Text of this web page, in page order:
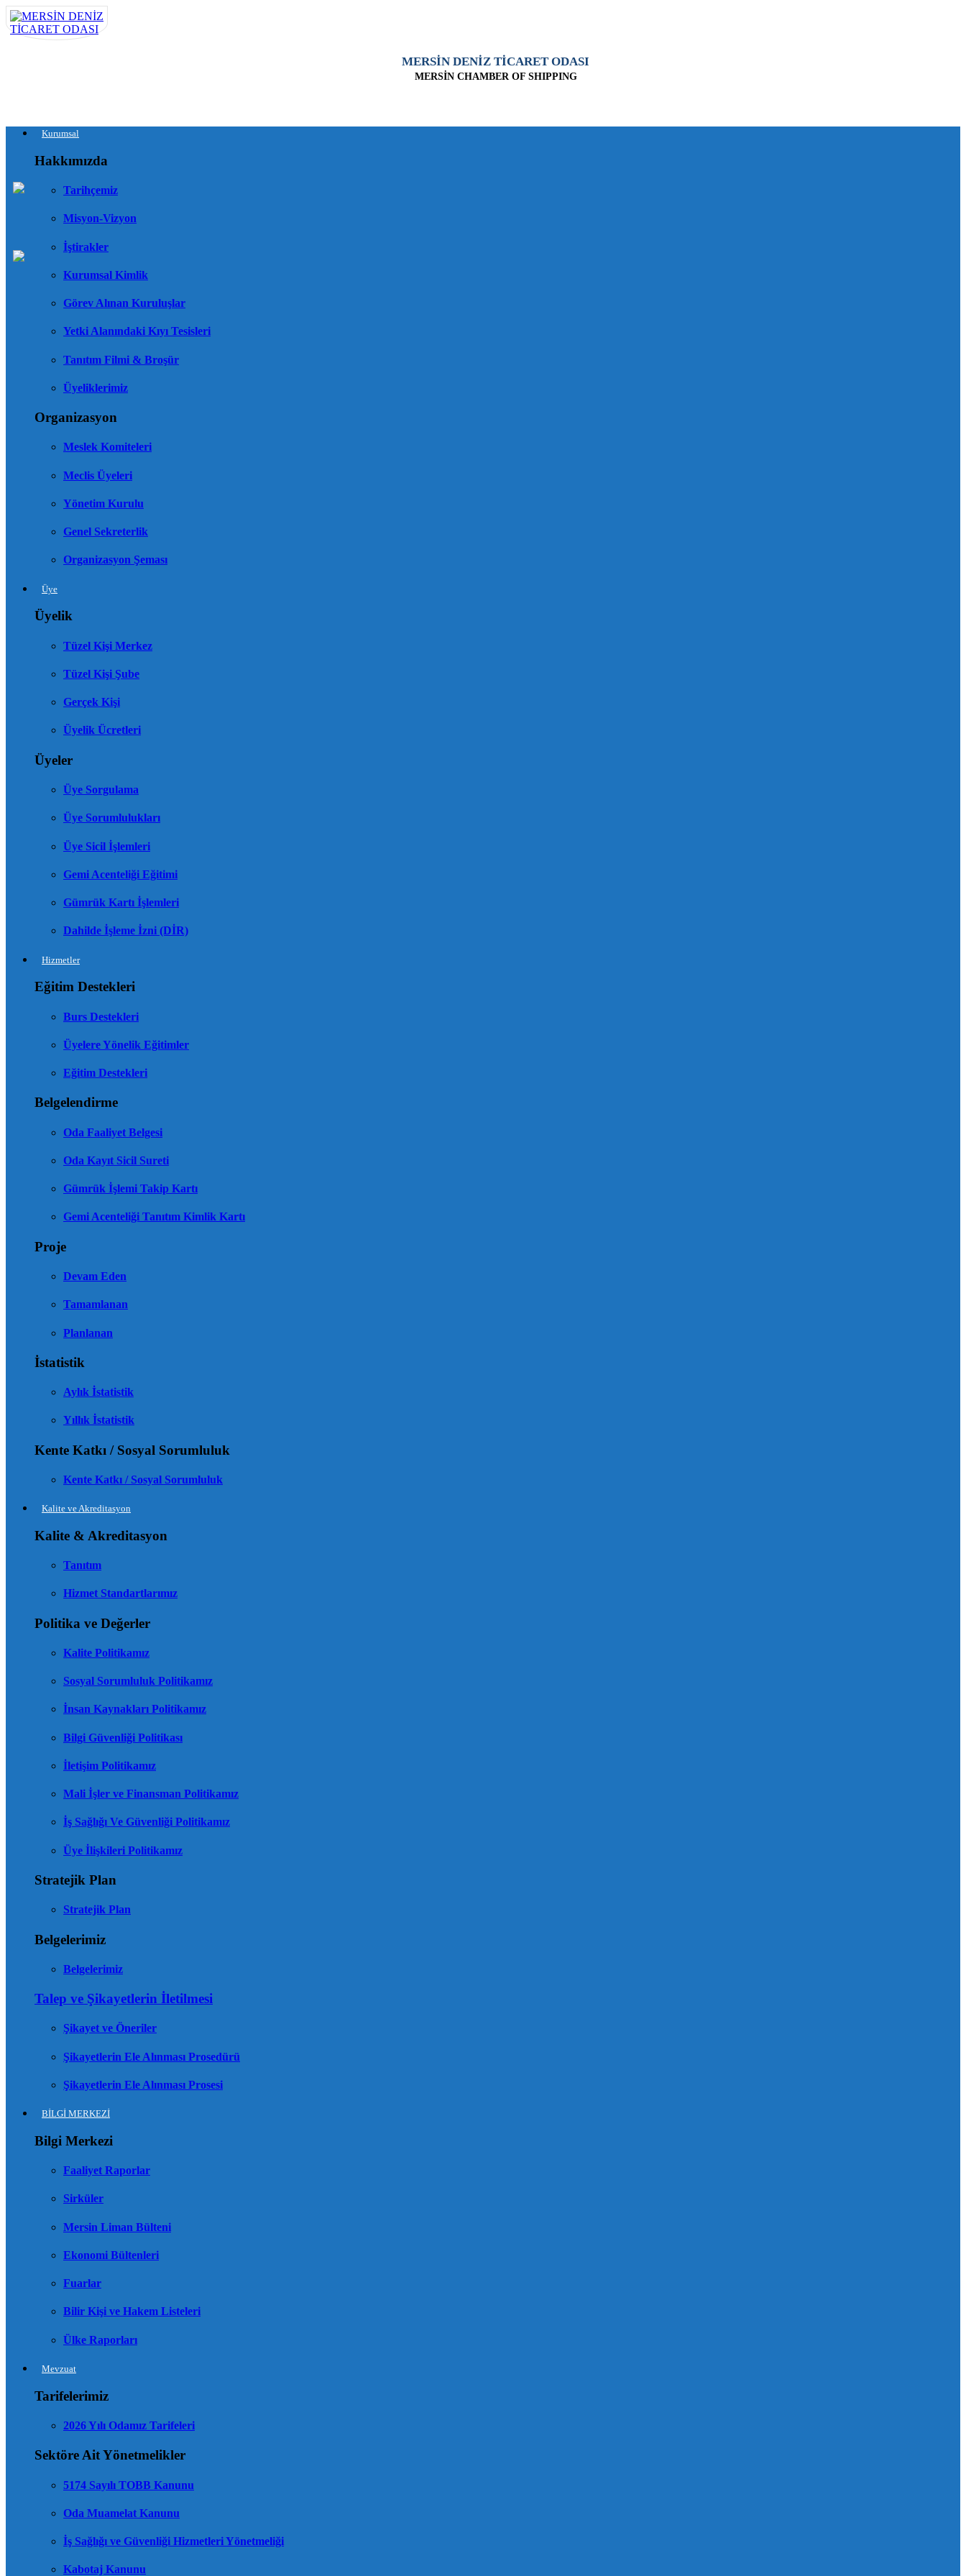
MERSİN DENİZ TİCARET ODASI
MERSİN CHAMBER OF SHIPPING
Kurumsal
Hakkımızda
Tarihçemiz
Misyon-Vizyon
İştirakler
Kurumsal Kimlik
Görev Alınan Kuruluşlar
Yetki Alanındaki Kıyı Tesisleri
Tanıtım Filmi & Broşür
Üyeliklerimiz
Organizasyon
Meslek Komiteleri
Meclis Üyeleri
Yönetim Kurulu
Genel Sekreterlik
Organizasyon Şeması
Üye
Üyelik
Tüzel Kişi Merkez
Tüzel Kişi Şube
Gerçek Kişi
Üyelik Ücretleri
Üyeler
Üye Sorgulama
Üye Sorumlulukları
Üye Sicil İşlemleri
Gemi Acenteliği Eğitimi
Gümrük Kartı İşlemleri
Dahilde İşleme İzni (DİR)
Hizmetler
Eğitim Destekleri
Burs Destekleri
Üyelere Yönelik Eğitimler
Eğitim Destekleri
Belgelendirme
Oda Faaliyet Belgesi
Oda Kayıt Sicil Sureti
Gümrük İşlemi Takip Kartı
Gemi Acenteliği Tanıtım Kimlik Kartı
Proje
Devam Eden
Tamamlanan
Planlanan
İstatistik
Aylık İstatistik
Yıllık İstatistik
Kente Katkı / Sosyal Sorumluluk
Kente Katkı / Sosyal Sorumluluk
Kalite ve Akreditasyon
Kalite & Akreditasyon
Tanıtım
Hizmet Standartlarımız
Politika ve Değerler
Kalite Politikamız
Sosyal Sorumluluk Politikamız
İnsan Kaynakları Politikamız
Bilgi Güvenliği Politikası
İletişim Politikamız
Mali İşler ve Finansman Politikamız
İş Sağlığı Ve Güvenliği Politikamız
Üye İlişkileri Politikamız
Stratejik Plan
Stratejik Plan
Belgelerimiz
Belgelerimiz
Talep ve Şikayetlerin İletilmesi
Şikayet ve Öneriler
Şikayetlerin Ele Alınması Prosedürü
Şikayetlerin Ele Alınması Prosesi
BİLGİ MERKEZİ
Bilgi Merkezi
Faaliyet Raporlar
Sirküler
Mersin Liman Bülteni
Ekonomi Bültenleri
Fuarlar
Bilir Kişi ve Hakem Listeleri
Ülke Raporları
Mevzuat
Tarifelerimiz
2026 Yılı Odamız Tarifeleri
Sektöre Ait Yönetmelikler
5174 Sayılı TOBB Kanunu
Oda Muamelat Kanunu
İş Sağlığı ve Güvenliği Hizmetleri Yönetmeliği
Kabotaj Kanunu